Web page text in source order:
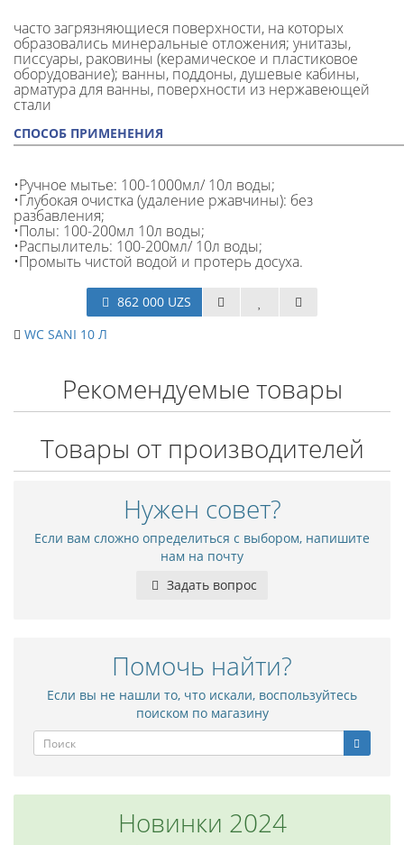
часто загрязняющиеся поверхности, на которых
образовались минеральные отложения; унитазы,
писсуары, раковины (керамическое и пластиковое
оборудование); ванны, поддоны, душевые кабины,
арматура для ванны, поверхности из нержавеющей
стали
СПОСОБ ПРИМЕНЕНИЯ
•Ручное мытье: 100-1000мл/ 10л воды;
•Глубокая очистка (удаление ржавчины): без
разбавления;
•Полы: 100-200мл 10л воды;
•Распылитель: 100-200мл/ 10л воды;
•Промыть чистой водой и протерь досуха.
862 000 UZS
WC SANI 10 Л
Рекомендуемые товары
Товары от производителей
Нужен совет?
Если вам сложно определиться с выбором, напишите
нам на почту
Задать вопрос
Помочь найти?
Если вы не нашли то, что искали, воспользуйтесь
поиском по магазину
Новинки 2024